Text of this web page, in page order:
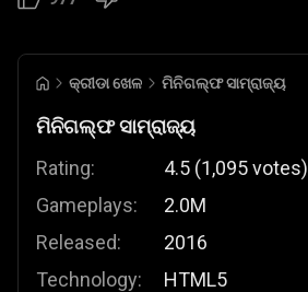
କ୍ରୀଡା ଖେଳ ମିନିଗଲ୍ଫ ସାମ୍ରାଜ୍ୟ
ମିନିଗଲ୍ଫ ସାମ୍ରାଜ୍ୟ
Rating:
Gameplays:
Released:
Technology:
4.5 (1,095votes)
2.0M
2016
HTML5